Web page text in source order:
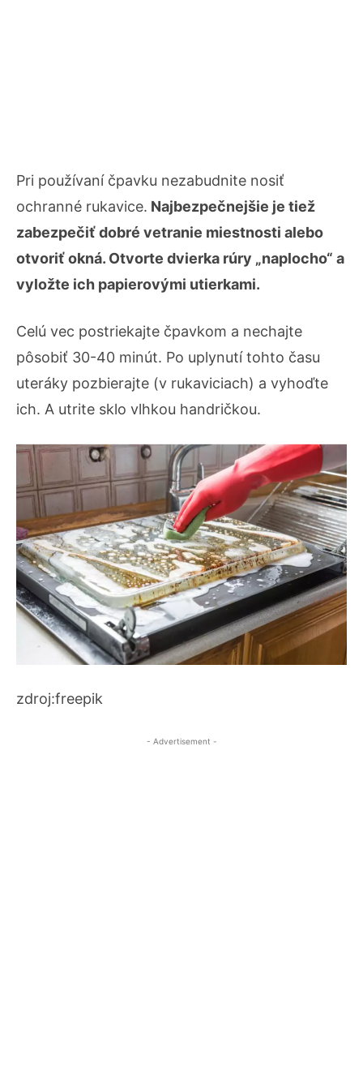
Pri používaní čpavku nezabudnite nosiť
ochranné rukavice. Najbezpečnejšie je tiež
zabezpečiť dobré vetranie miestnosti alebo
otvoriť okná. Otvorte dvierka rúry „naplocho“ a
vyložte ich papierovými utierkami.
Celú vec postriekajte čpavkom a nechajte
pôsobiť 30-40 minút. Po uplynutí tohto času
uteráky pozbierajte (v rukaviciach) a vyhoďte
ich. A utrite sklo vlhkou handričkou.
zdroj:freepik
- Advertisement -